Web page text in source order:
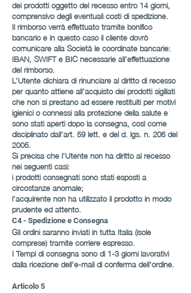
dei prodotti oggetto del recesso entro 14 giorni,
comprensivo degli eventuali costi di spedizione.
Il rimborso verrà effettuato tramite bonifico
bancario e in questo caso il cliente dovrò
comunicare alla Società le coordinate bancarie:
IBAN, SWIFT e BIC necessarie all’effettuazione
del rimborso.
L’Utente dichiara di rinunciare al diritto di recesso
per quanto attiene all’acquisto dei prodotti sigillati
che non si prestano ad essere restituiti per motivi
igienici o connessi alla protezione della salute e
sono stati aperti dopo la consegna, così come
disciplinato dall’art. 59 lett. e del d. lgs. n. 206 del
2005.
Si precisa che l’Utente non ha diritto al recesso
nei seguenti casi:
i prodotti consegnati sono stati esposti a
circostanze anomale;
l’acquirente non ha utilizzato il prodotto in modo
prudente ed attento.
C4 - Spedizione e Consegna
Gli ordini saranno inviati in tutta Italia (isole
comprese) tramite corriere espresso.
I Tempi di consegna sono di 1-3 giorni lavorativi
dalla ricezione dell’e-mail di conferma dell’ordine.
Articolo 5